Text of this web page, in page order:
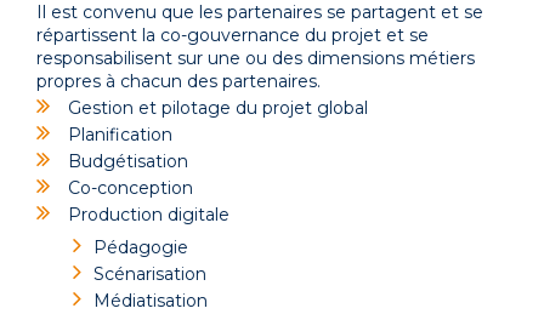
Il est convenu que les partenaires se partagent et se
répartissent la co-gouvernance du projet et se
responsabilisent sur une ou des dimensions métiers
propres à chacun des partenaires.
Gestion et pilotage du projet global
Planification
Budgétisation
Co-conception
Production digitale
Pédagogie
Scénarisation
Médiatisation